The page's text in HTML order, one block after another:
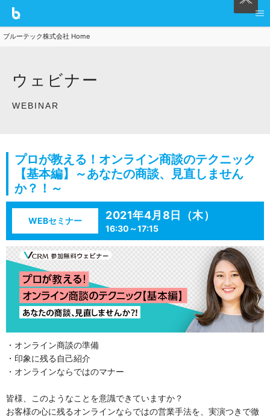
ブルーテック株式会社 Home
ウェビナー
WEBINAR
プロが教える！オンライン商談のテクニック
【基本編】～あなたの商談、見直しません
か？！～
WEBセミナー 2021年4月8日（木）
16:30～17:15
・オンライン商談の準備
・印象に残る自己紹介
・オンラインならではのマナー
皆様、このようなことを意識できていますか？
お客様の心に残るオンラインならではの営業手法を、実演つきで徹